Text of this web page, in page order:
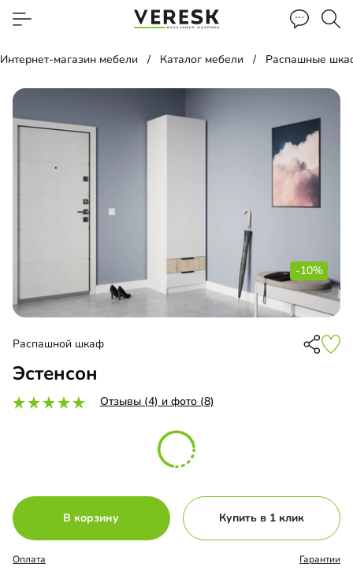
Интернет-магазин мебели Каталог мебели Распашные
-10%
Распашной шкаф
Эстенсон
Отзывы (4) и фото (8)
В корзину Купить в 1 клик
Оплата Гарантии